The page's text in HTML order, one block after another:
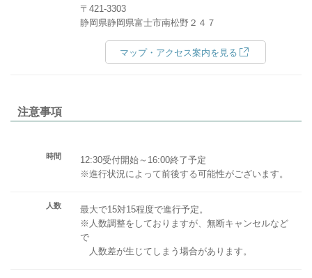
〒421-3303
静岡県静岡県富士市南松野２４７
マップ・アクセス案内を見る
注意事項
時間
12:30受付開始～16:00終了予定
※進行状況によって前後する可能性がございます。
人数
最大で15対15程度で進行予定。
※人数調整をしておりますが、無断キャンセルなど
で
人数差が生じてしまう場合があります。